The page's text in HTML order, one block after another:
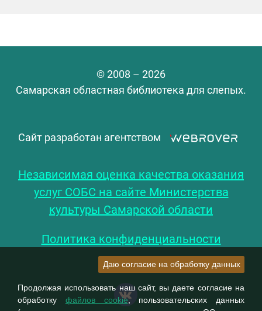
© 2008 – 2026
Самарская областная библиотека для слепых.
Сайт разработан агентством
Независимая оценка качества оказания
услуг СОБС на сайте Министерства
культуры Самарской области
Политика конфиденциальности
Даю согласие на обработку данных
Продолжая использовать наш сайт, вы даете согласие на
обработку файлов cookie, пользовательских данных